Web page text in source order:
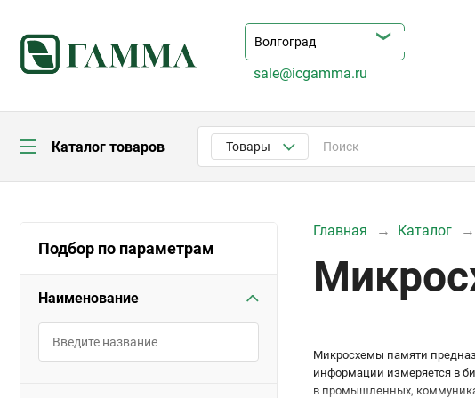
sale@icgamma.ru
Каталог товаров Товары
Подбор по параметрам
Наименование
Главная Каталог
Микросхемы памяти
информации измеряется в
в промышленных,